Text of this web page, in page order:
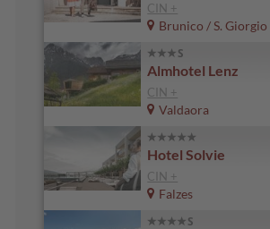
CIN +
Brunico / S. Giorgio
Almhotel Lenz
CIN +
Valdaora
Hotel Solvie
CIN +
Falzes